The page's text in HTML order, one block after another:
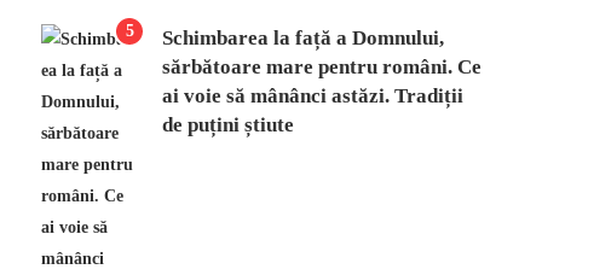
5
Schimbarea la față a Domnului,
sărbătoare mare pentru români. Ce
ai voie să mânânci astăzi. Tradiții
de puțini știute